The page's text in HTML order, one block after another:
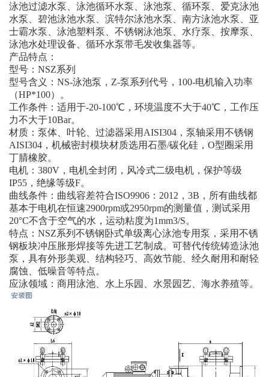
泳池过滤水泵、泳池循环水泵、泳池泵、循环泵、爱克泳池
水泵、碧池泳池水泵、滨特尔泳池水泵、南方泳池水泵、亚
士霸水泵、泳池塑料泵、不锈钢泳池泵、水疗泵、按摩泵、
泳池水处理设备、循环水泵带毛发收集器等。
产品特点：
型号：NSZ系列
型号含义：NS-泳池泵，Z-泵系列代号，100-电机输入功率
（HP*100）。
工作条件：适用于-20-100℃，环境温度不大于40℃，工作压
力不大于10Bar。
材质：泵体、叶轮、过滤器采用AISI304，泵轴采用不锈钢
AISI304，机械密封模块材质选用石墨/碳化硅，O型圈采用
丁腈橡胶。
电机：380V，电机全封闭，风冷式二级电机，保护等级
IP55，绝缘等级F。
曲线条件：曲线容差符合ISO9906：2012，3B，所有曲线都
基本于电机在恒速2900rpm或2950rpm的测量值，测试采用
20°C不含于空气的水，运动粘度为1mm3/S。
特点：NSZ系列不锈钢卧式单级离心泳池专用泵，采用不锈
钢板块冲压胀形焊接等先进工艺制成。可替代传统铸造泳池
泵，具有外形美观、结构轻巧、高效节能、经久耐用和耐轻
腐蚀、低噪音等特点。
应泳领域：商用泳池、水上乐园、水景园艺、海水养殖等。